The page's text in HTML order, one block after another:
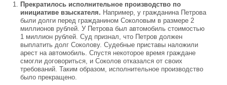
Прекратилось исполнительное производство по
инициативе взыскателя. Например, у гражданина Петрова
были долги перед гражданином Соколовым в размере 2
миллионов рублей. У Петрова был автомобиль стоимостью
1 миллион рублей. Суд признал, что Петров должен
выплатить долг Соколову. Судебные приставы наложили
арест на автомобиль. Спустя некоторое время граждане
смогли договориться, и Соколов отказался от своих
требований. Таким образом, исполнительное производство
было прекращено.